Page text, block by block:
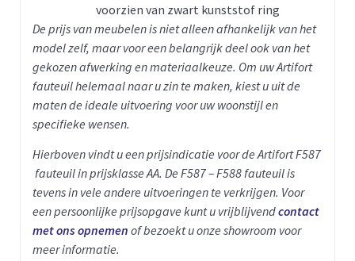
voorzien van zwart kunststof ring
De prijs van meubelen is niet alleen afhankelijk van het
model zelf, maar voor een belangrijk deel ook van het
gekozen afwerking en materiaalkeuze. Om uw Artifort
fauteuil helemaal naar u zin te maken, kiest u uit de
maten de ideale uitvoering voor uw woonstijl en
specifieke wensen.
Hierboven vindt u een prijsindicatie voor de Artifort F587
fauteuil in prijsklasse AA. De F587 – F588 fauteuil is
tevens in vele andere uitvoeringen te verkrijgen. Voor
een persoonlijke prijsopgave kunt u vrijblijvendcontact
met ons opnemen of bezoekt u onze showroom voor
meer informatie.